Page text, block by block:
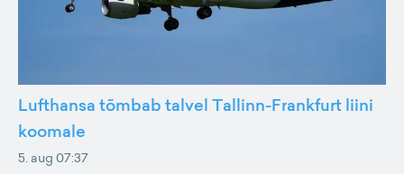
Lufthansa tõmbab talvel Tallinn-Frankfurt liini
koomale
5. aug 07:37